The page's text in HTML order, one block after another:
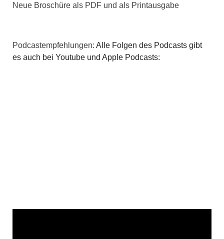
Neue Broschüre als PDF und als Printausgabe
Podcastempfehlungen: Alle Folgen des Podcasts gibt
es auch bei Youtube und Apple Podcasts: